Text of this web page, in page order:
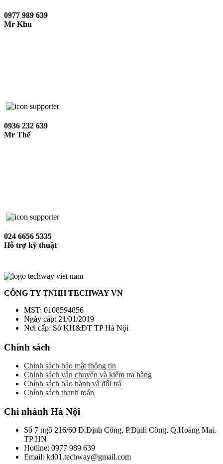
0977 989 639
Mr Khu
0936 232 639
Mr Thế
024 6656 5335
Hỗ trợ kỹ thuật
CÔNG TY TNHH TECHWAY VN
MST: 0108594856
Ngày cấp: 21/01/2019
Nơi cấp: Sở KH&ĐT TP Hà Nội
Chính sách
Chính sách bảo mật thông tin
Chính sách vận chuyển và kiểm tra hàng
Chính sách bảo hành và đổi trả
Chính sách thanh toán
Chi nhánh Hà Nội
Số 7 ngõ 216/60 Đ.Định Công, P.Định Công, Q.Hoàng Mai,
TP HN
Hotline: 0977 989 639
Email: kd01.techway@gmail.com